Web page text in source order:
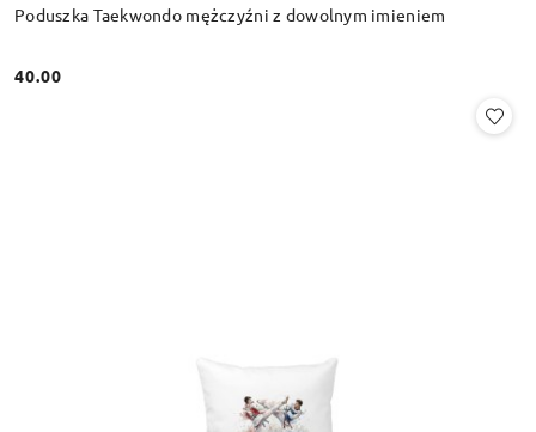
Poduszka Taekwondo mężczyźni z dowolnym imieniem
Cena:
40.00